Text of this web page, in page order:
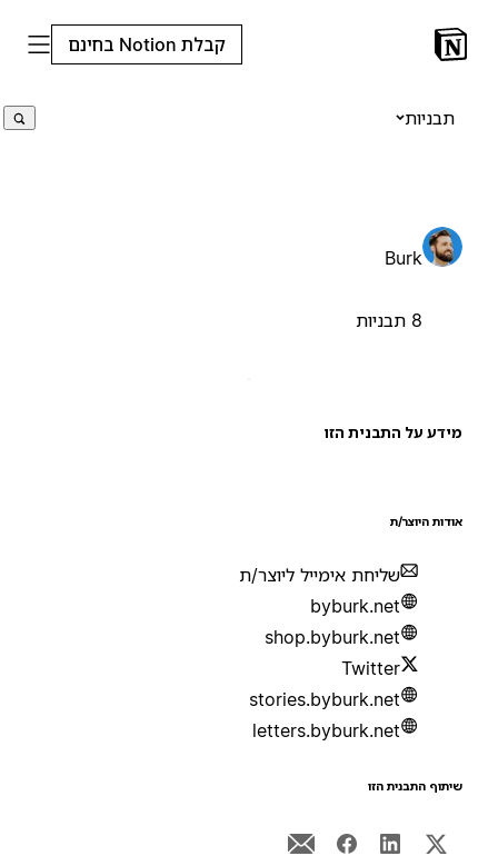
קבלת Notion בחינם
תבניות
Burk
על התבנית הזו
היוצר/ת
שליחת אימייל ליוצר/ת
byburk.net
shop.byburk.net
Twitter
stories.byburk.net
letters.byburk.net
התבנית הזו